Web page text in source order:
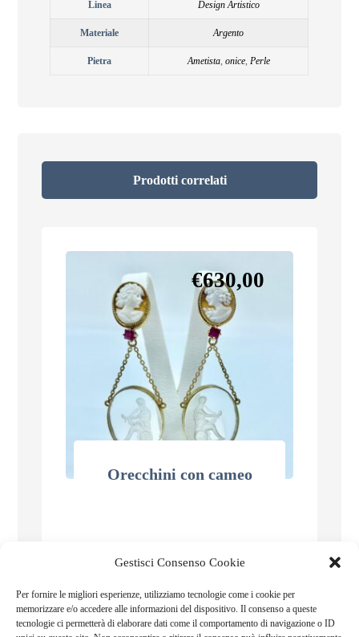
Gestisci Consenso Cookie
Per fornire le migliori esperienze, utilizziamo tecnologie come i cookie per
memorizzare e/o accedere alle informazioni del dispositivo. Il consenso a queste
tecnologie ci permetterà di elaborare dati come il comportamento di navigazione o ID
Linea Design Artistico
Materiale Argento
Pietra Ametista, onice, Perle
Prodotti correlati
Orecchini con cameo
€630,00